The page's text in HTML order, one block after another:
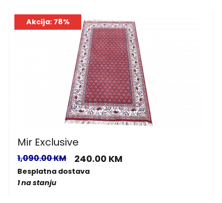
Akcija: 78%
Mir Exclusive
1,090.00 KM 240.00 KM
Besplatna dostava
1 na stanju